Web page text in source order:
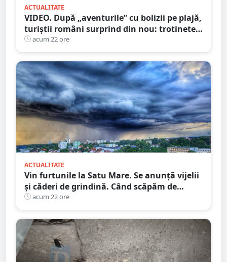
ACTUALITATE
VIDEO. După „aventurile” cu bolizii pe plajă,
turiștii români surprind din nou: trotinete
pe Bucegi și declarații de dragoste pe stânci
acum 22 ore
ACTUALITATE
Vin furtunile la Satu Mare. Se anunță vijelii
și căderi de grindină. Când scăpăm de
caniculă
acum 22 ore